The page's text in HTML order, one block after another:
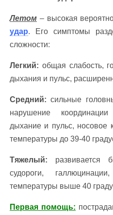
Летом – высокая
удар. Его симптомы
сложности:
Легкий: общая слабость,
дыхания и пульс,
Средний: сильные
нарушение
дыхание и пульс, носовое
температуры до 39-40
Тяжелый: развивается
судороги,
температуры выше 40
Первая помощь: